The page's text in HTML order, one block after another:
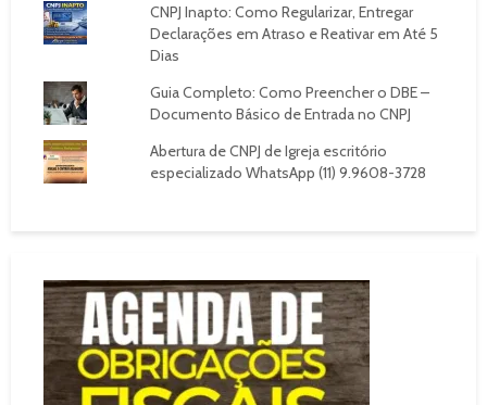
CNPJ Inapto: Como Regularizar, Entregar
Declarações em Atraso e Reativar em Até 5
Dias
Guia Completo: Como Preencher o DBE –
Documento Básico de Entrada no CNPJ
Abertura de CNPJ de Igreja escritório
especializado WhatsApp (11) 9.9608-3728